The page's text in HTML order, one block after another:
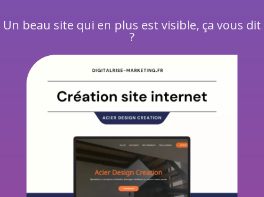
Un beau site qui en plus est visible, ça vous dit
?